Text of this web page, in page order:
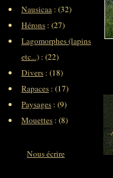
Nausicaa : (32)
Hérons : (27)
Lagomorphes (lapins
etc...) : (22)
Divers : (18)
Rapaces : (17)
Paysages : (9)
Mouettes : (8)
Nous écrire